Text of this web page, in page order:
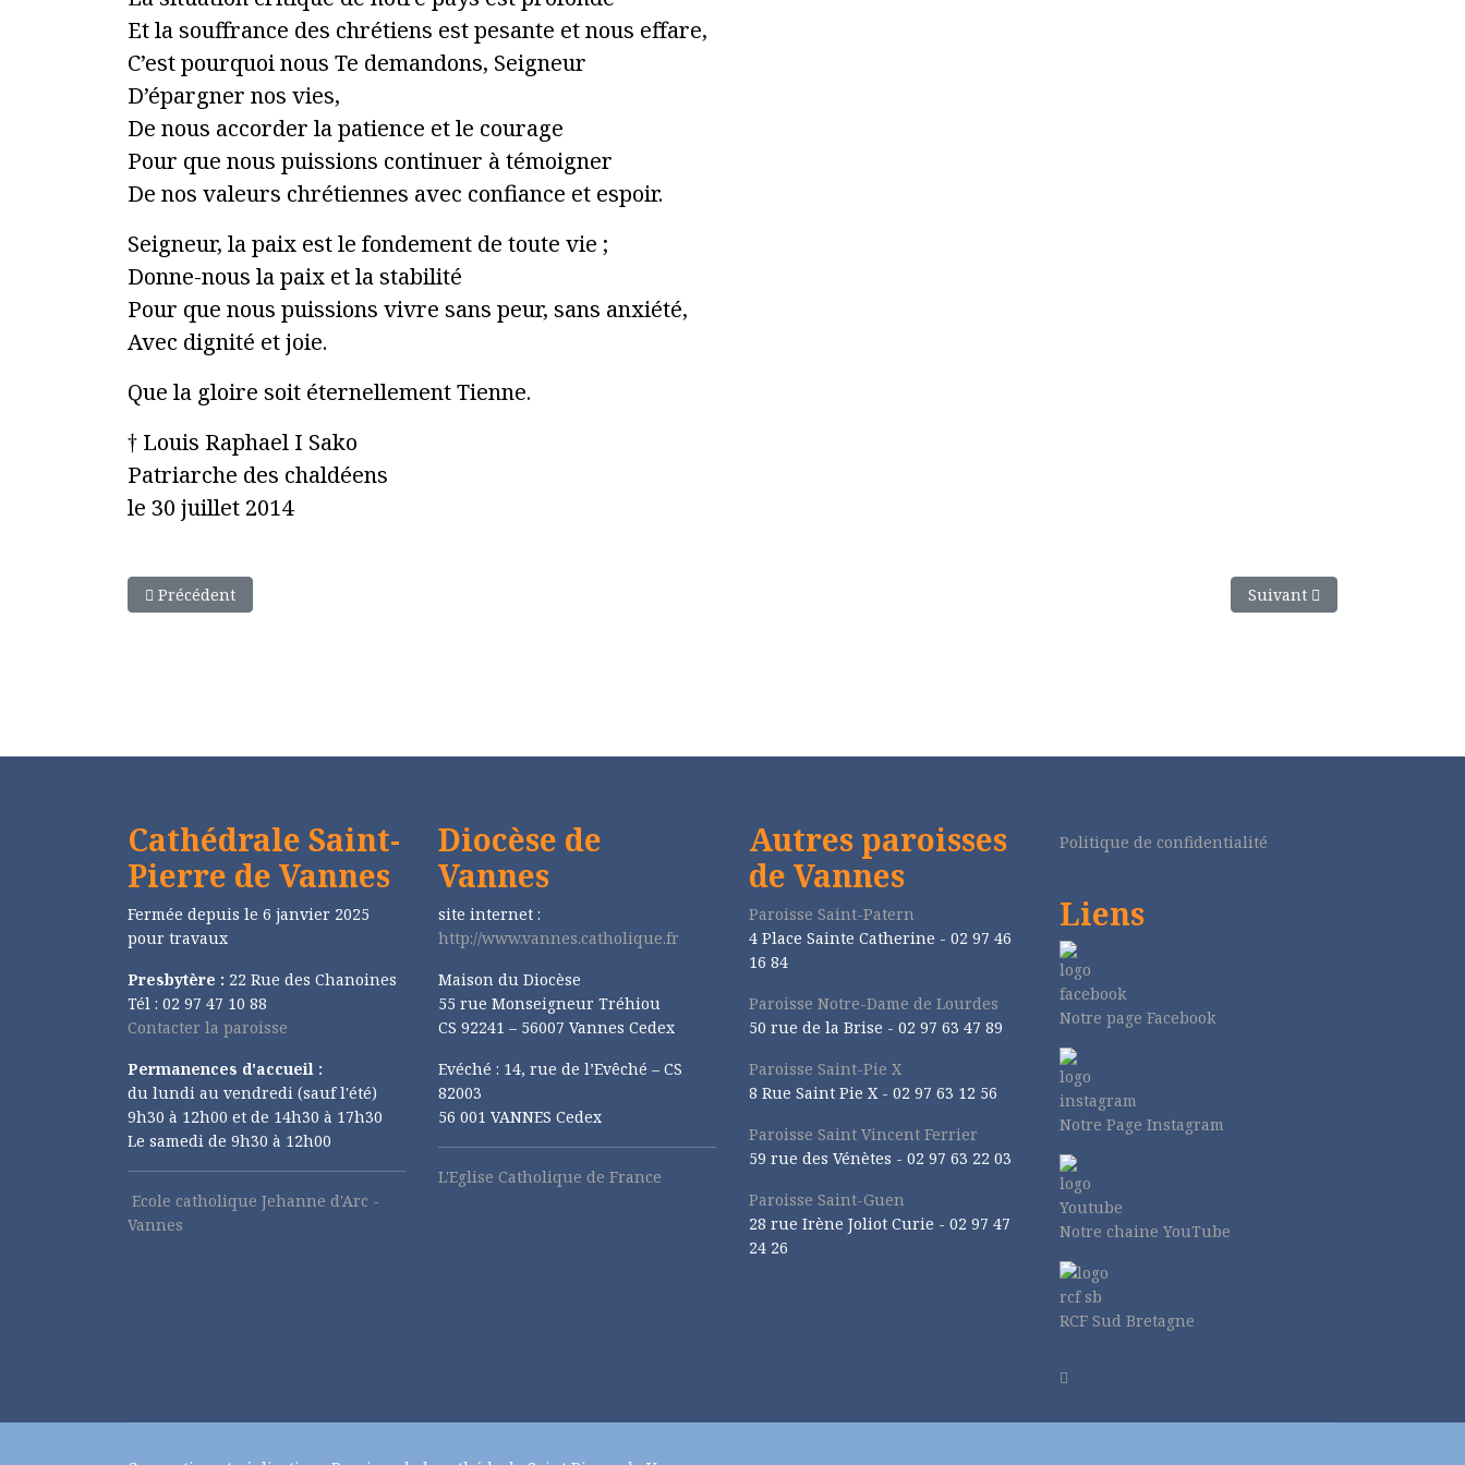
Et la souffrance des chrétiens est pesante et nous effare,
C’est pourquoi nous Te demandons, Seigneur
D’épargner nos vies,
De nous accorder la patience et le courage
Pour que nous puissions continuer à témoigner
De nos valeurs chrétiennes avec confiance et espoir.
Seigneur, la paix est le fondement de toute vie ;
Donne-nous la paix et la stabilité
Pour que nous puissions vivre sans peur, sans anxiété,
Avec dignité et joie.
Que la gloire soit éternellement Tienne.
† Louis Raphael I Sako
Patriarche des chaldéens
le 30 juillet 2014
Article précédent : Seigneur fais de moi
Précédent Article suivant :
Suivant
Cathédrale Saint-
Pierre de Vannes
Fermée depuis le 6 janvier 2025
pour travaux
Presbytère : 22 Rue des Chanoines
Tél : 02 97 47 10 88
Contacter la paroisse
Permanences d'accueil :
du lundi au vendredi (sauf l'été)
9h30 à 12h00 et de 14h30 à 17h30
Le samedi de 9h30 à 12h00
Ecole catholique Jehanne d'Arc -
Vannes
Diocèse de
Vannes
site internet :
http://www.vannes.catholique.fr
Maison du Diocèse
55 rue Monseigneur Tréhiou
CS 92241 – 56007 Vannes Cedex
Evéché : 14, rue de l’Evêché – CS
82003
56 001 VANNES Cedex
L'Eglise Catholique de France
Autres paroisses
de Vannes
Paroisse Saint-Patern
4 Place Sainte Catherine - 02 97 46
16 84
Paroisse Notre-Dame de Lourdes
50 rue de la Brise - 02 97 63 47 89
Paroisse Saint-Pie X
8 Rue Saint Pie X - 02 97 63 12 56
Paroisse Saint Vincent Ferrier
59 rue des Vénètes - 02 97 63 22 03
Paroisse Saint-Guen
28 rue Irène Joliot Curie - 02 97 47
24 26
Politique de confidentialité
Liens
Notre page Facebook
Notre Page Instagram
Notre chaine YouTube
RCF Sud Bretagne